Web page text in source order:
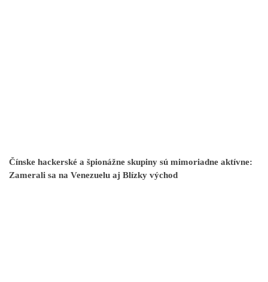
Čínske hackerské a špionážne skupiny sú mimoriadne aktívne:
Zamerali sa na Venezuelu aj Blízky východ